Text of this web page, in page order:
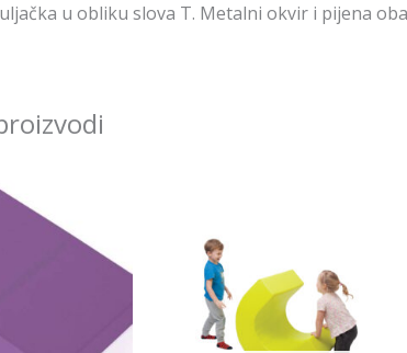
u obliku slova T. Metalni okvir i pijena